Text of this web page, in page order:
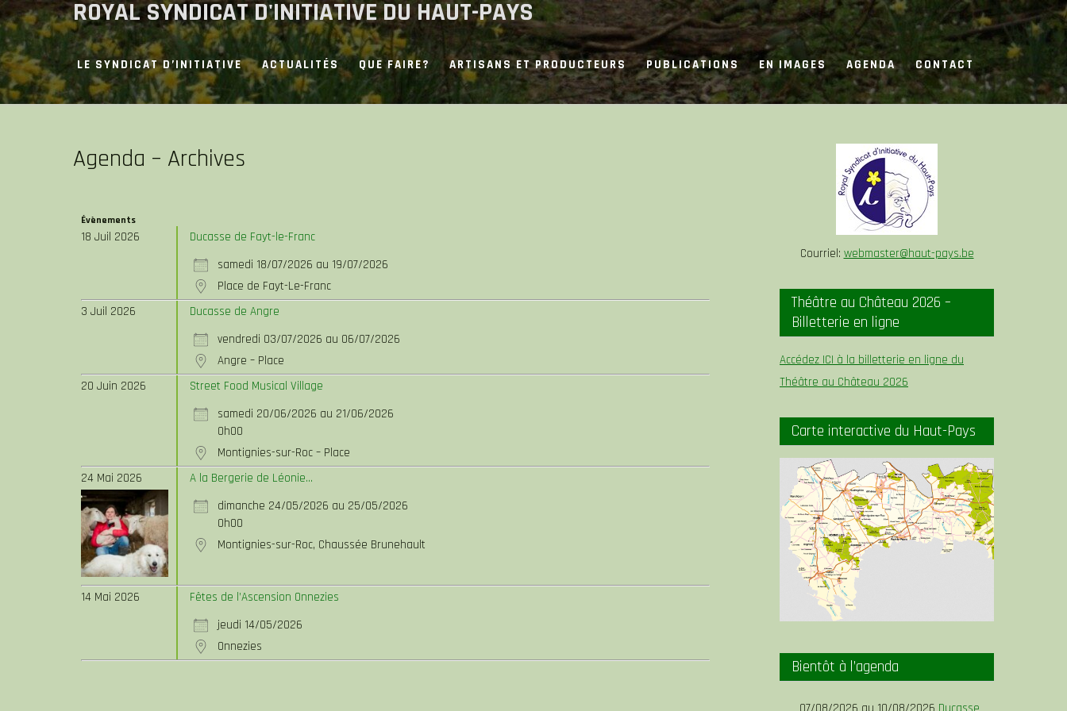
ROYAL SYNDICAT D'INITIATIVE DU HAUT-PAYS
LE SYNDICAT D’INITIATIVE ACTUALITÉS QUE FAIRE? ARTISANS ET PRODUCTEURS PUBLICATIONS EN IMAGES AGENDA CONTACT
Agenda – Archives
Évènements
18 Juil 2026
Ducasse de Fayt-le-Franc
samedi 18/07/2026 au 19/07/2026
Place de Fayt-Le-Franc
3 Juil 2026
Ducasse de Angre
vendredi 03/07/2026 au 06/07/2026
Angre – Place
20 Juin 2026
Street Food Musical Village
samedi 20/06/2026 au 21/06/2026
0h00
Montignies-sur-Roc – Place
24 Mai 2026
A la Bergerie de Léonie...
dimanche 24/05/2026 au 25/05/2026
0h00
Montignies-sur-Roc, Chaussée Brunehault
14 Mai 2026
Fêtes de l’Ascension Onnezies
jeudi 14/05/2026
Onnezies
Courriel: webmaster@haut-pays.be
Théâtre au Château 2026 –
Billetterie en ligne
Accédez ICI à la billetterie en ligne du
Théâtre au Château 2026
Carte interactive du Haut-Pays
Bientôt à l’agenda